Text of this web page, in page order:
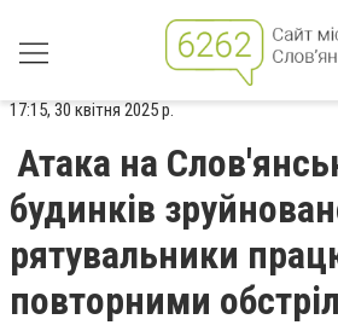
17:15, 30 квітня 2025 р.
Атака на
будинків
рятувальники
повторними